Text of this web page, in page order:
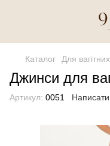
Каталог Для
Джинси для
Артикул: 0051 Написати